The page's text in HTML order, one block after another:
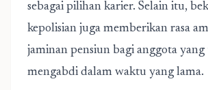
sebagai pilihan karier. Selain itu,
kepolisian juga memberikan rasa
jaminan pensiun bagi anggota yang
mengabdi dalam waktu yang lama.